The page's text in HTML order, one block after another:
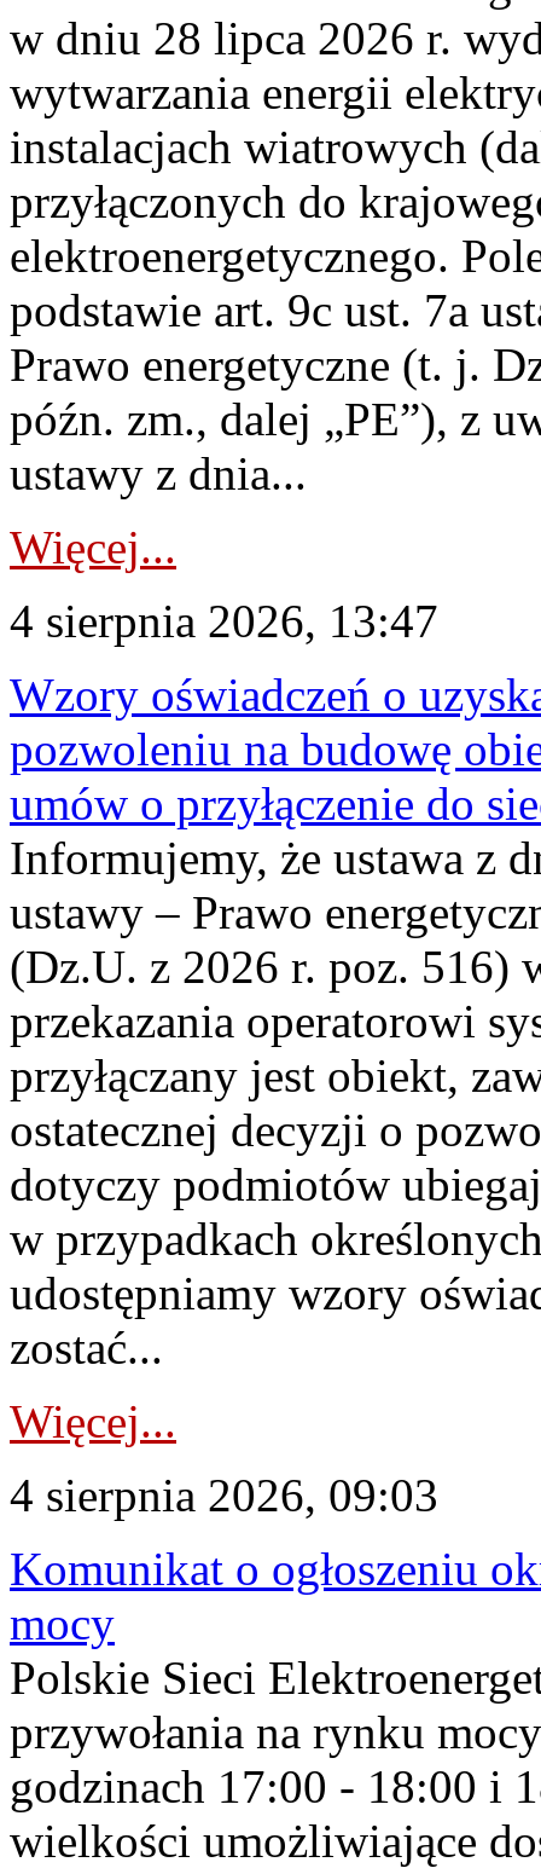
w dniu 28 lipca 2026 r.
wytwarzania energii
instalacjach wiatrowych
przyłączonych do
elektroenergetycznego.
podstawie art. 9c ust. 7a
Prawo energetyczne (t. j.
późn. zm., dalej „PE”), z
ustawy z dnia...
Więcej...
4 sierpnia 2026, 13:47
Wzory oświadczeń o
pozwoleniu na budowę
umów o przyłączenie do
Informujemy, że ustawa z
ustawy – Prawo
(Dz.U. z 2026 r. poz. 516)
przekazania operatorowi
przyłączany jest obiekt,
ostatecznej decyzji o
dotyczy podmiotów
w przypadkach
udostępniamy wzory
zostać...
Więcej...
4 sierpnia 2026, 09:03
Komunikat o ogłoszeniu
mocy
Polskie Sieci
przywołania na rynku
godzinach 17:00 - 18:00 i
wielkości umożliwiające